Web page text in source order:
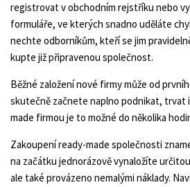
registrovat v obchodním rejstříku nebo
formuláře, ve kterých snadno uděláte
nechte odborníkům, kteří se jim
kupte již připravenou společnost.
Běžné založení nové firmy může od
skutečně začnete naplno podnikat, trvat
made firmou je to možné do několika
Zakoupení ready-made společnosti
na začátku jednorázově vynaložíte
ale také provázeno nemalými náklady.